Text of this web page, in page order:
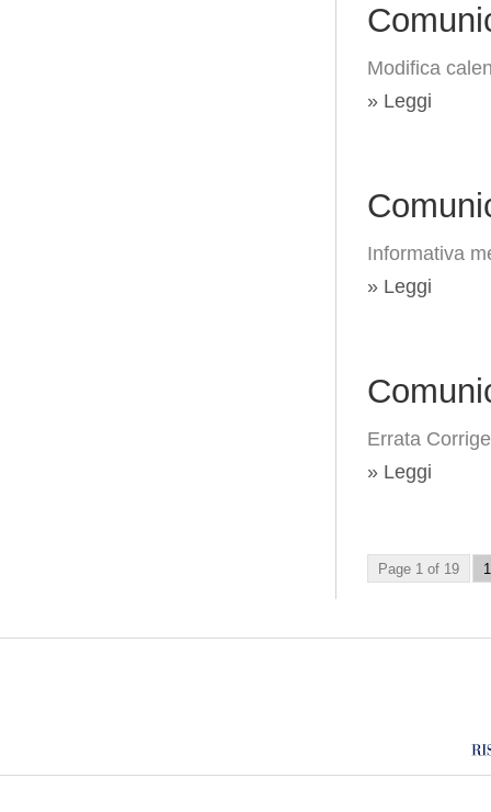
Modifica
» Leggi
Informativa
» Leggi
Errata
» Leggi
Page 1 of 19 1